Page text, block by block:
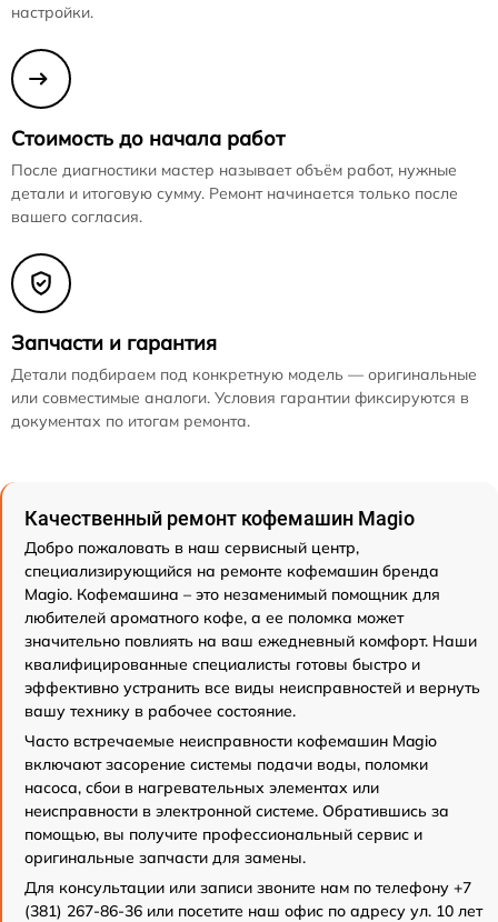
настройки.
Стоимость до начала работ
После диагностики мастер называет объём работ, нужные
детали и итоговую сумму. Ремонт начинается только после
вашего согласия.
Запчасти и гарантия
Детали подбираем под конкретную модель — оригинальные
или совместимые аналоги. Условия гарантии фиксируются в
документах по итогам ремонта.
Качественный ремонт кофемашин Magio
Добро пожаловать в наш сервисный центр,
специализирующийся на ремонте кофемашин бренда
Magio. Кофемашина – это незаменимый помощник для
любителей ароматного кофе, а ее поломка может
значительно повлиять на ваш ежедневный комфорт. Наши
квалифицированные специалисты готовы быстро и
эффективно устранить все виды неисправностей и вернуть
вашу технику в рабочее состояние.
Часто встречаемые неисправности кофемашин Magio
включают засорение системы подачи воды, поломки
насоса, сбои в нагревательных элементах или
неисправности в электронной системе. Обратившись за
помощью, вы получите профессиональный сервис и
оригинальные запчасти для замены.
Для консультации или записи звоните нам по телефону +7
(381) 267-86-36 или посетите наш офис по адресу ул. 10 лет